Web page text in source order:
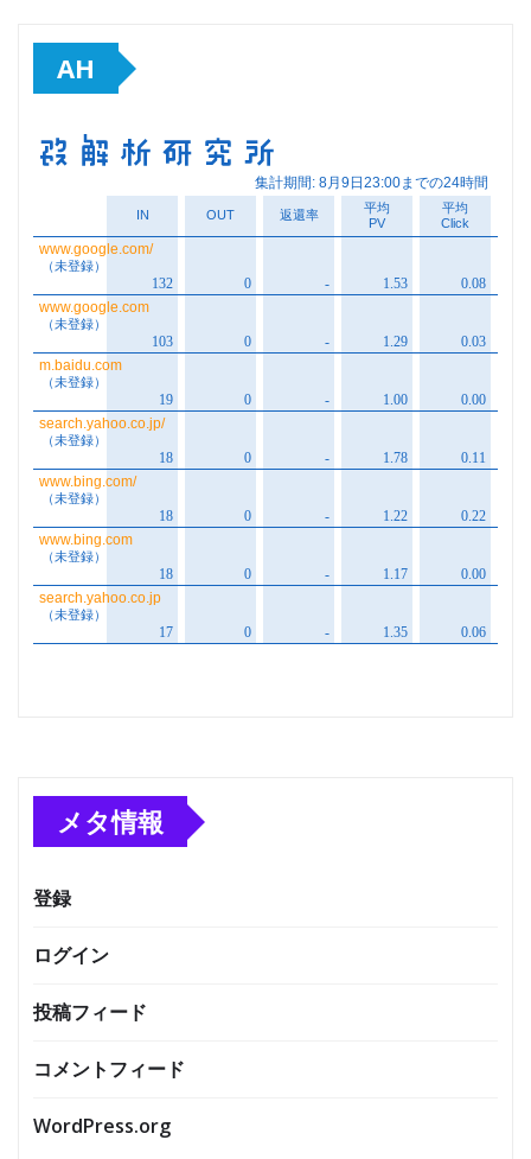
AH
メタ情報
登録
ログイン
投稿フィード
コメントフィード
WordPress.org